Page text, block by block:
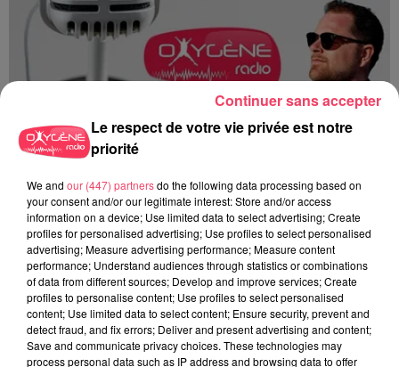
Du 14 au 30 août : 1er Open du Tennis Club de Tiercé
Le respect de votre vie privée est notre
priorité
We and our (447) partnersdo the following data processing based on
your consent and/or our legitimate interest: Store and/or access
information on a device; Use limited data to select advertising; Create
profiles for personalised advertising; Use profiles to select personalised
advertising; Measure advertising performance; Measure content
performance; Understand audiences through statistics or combinations
of data from different sources; Develop and improve services; Create
profiles to personalise content; Use profiles to select personalised
content; Use limited data to select content; Ensure security, prevent and
detect fraud, and fix errors; Deliver and present advertising and content;
Save and communicate privacy choices. These technologies may
process personal data such as IP address and browsing data to offer
Continuer sans accepter